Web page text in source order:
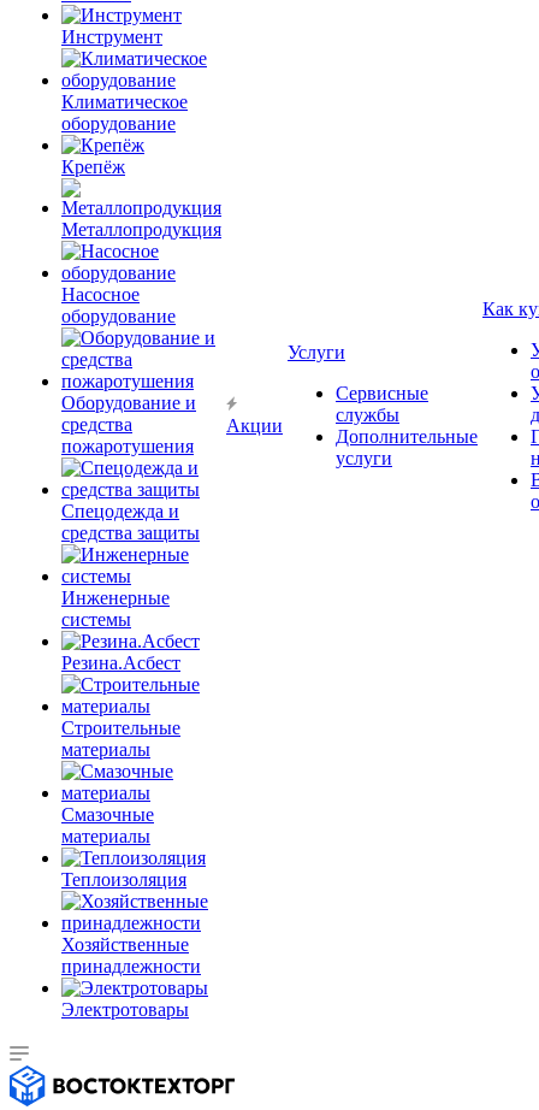
Инструмент
Климатическое
оборудование
Крепёж
Металлопродукция
Насосное
оборудование
Оборудование и
средства
пожаротушения
Спецодежда и
средства защиты
Инженерные
системы
Резина.Асбест
Строительные
материалы
Смазочные
материалы
Теплоизоляция
Хозяйственные
принадлежности
Электротовары
Акции
Услуги
Сервисные
службы
Дополнительные
услуги
Как